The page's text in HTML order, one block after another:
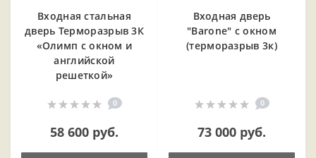
Входная cтальная
дверь Терморазрыв 3К
«Олимп с окном и
английской
решеткой»
0
58 600 руб.
Входная дверь
"Barone" с окном
(терморазрыв 3к)
0
73 000 руб.